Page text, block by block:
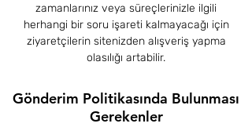
zamanlarınız veya süreçlerinizle ilgili
herhangi bir soru işareti kalmayacağı için
ziyaretçilerin sitenizden alışveriş yapma
olasılığı artabilir.
Gönderim Politikasında Bulunması
Gerekenler